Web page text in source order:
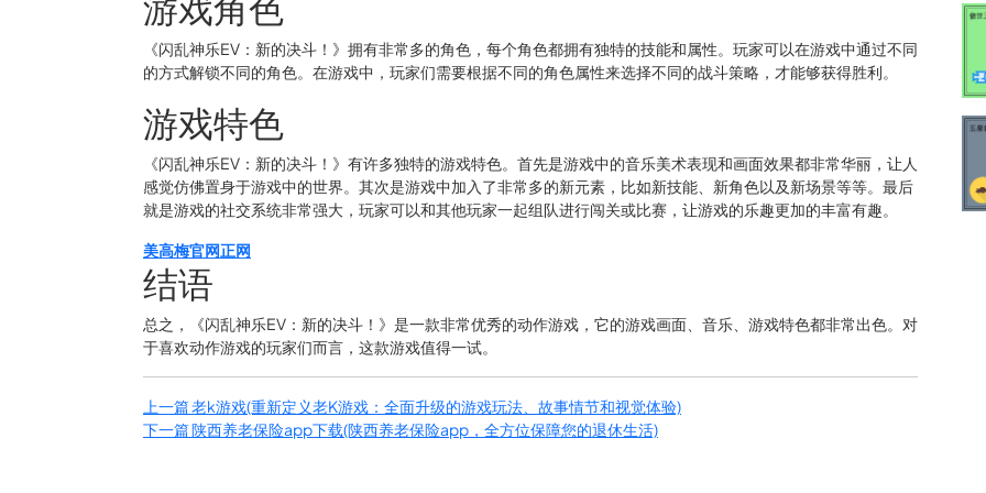
《闪乱神乐EV：新的决斗！》拥有非常多的角色，每个角色都拥有独特的技能和属性。玩家可以在游戏中通过不同
的方式解锁不同的角色。在游戏中，玩家们需要根据不同的角色属性来选择不同的战斗策略，才能够获得胜利。
游戏特色
《闪乱神乐EV：新的决斗！》有许多独特的游戏特色。首先是游戏中的音乐美术表现和画面效果都非常华丽，让人
感觉仿佛置身于游戏中的世界。其次是游戏中加入了非常多的新元素，比如新技能、新角色以及新场景等等。最后
就是游戏的社交系统非常强大，玩家可以和其他玩家一起组队进行闯关或比赛，让游戏的乐趣更加的丰富有趣。
美高梅官网正网
结语
总之，《闪乱神乐EV：新的决斗！》是一款非常优秀的动作游戏，它的游戏画面、音乐、游戏特色都非常出色。对
于喜欢动作游戏的玩家们而言，这款游戏值得一试。
上一篇老k游戏(重新定义老K游戏：全面升级的游戏玩法、故事情节和视觉体验)
下一篇陕西养老保险app下载(陕西养老保险app，全方位保障您的退休生活)